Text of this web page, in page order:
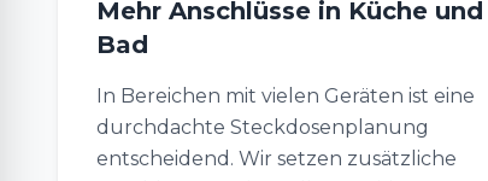
Mehr Anschlüsse in Küche und
Bad
In Bereichen mit vielen Geräten ist eine
durchdachte Steckdosenplanung
entscheidend. Wir setzen zusätzliche